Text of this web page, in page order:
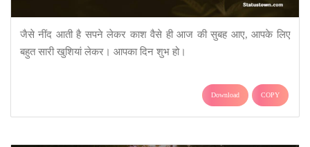
जैसे नींद आती है सपने लेकर काश वैसे ही आज की सुबह आए, आपके लिए
बहुत सारी खुशियां लेकर। आपका दिन शुभ हो।
Download COPY